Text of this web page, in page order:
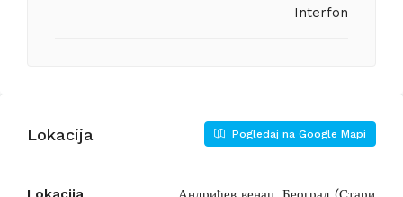
Interfon
Lokacija Pogledaj na Google Mapi